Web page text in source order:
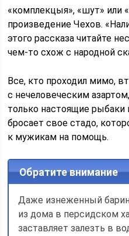
«комплекцыя», «шут» или
произведение Чехов.
этого рассказа читайте
чем-то схож с народной
Все, кто проходил мимо,
с нечеловеческим
только настоящие рыбаки
бросает свое стадо,
к мужикам на помощь.
Обратите внимание
Даже изнеженный
из дома в персидском
заставляет залезть в